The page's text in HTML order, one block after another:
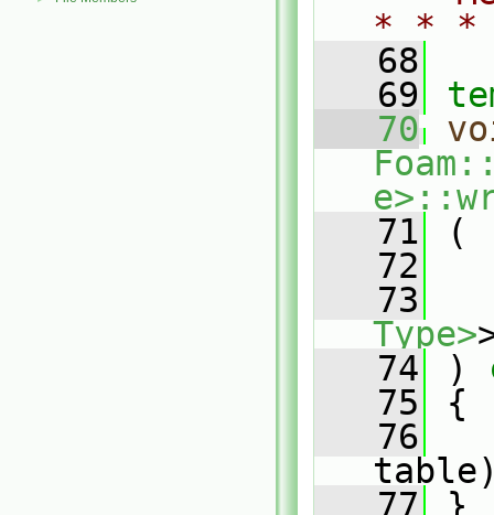
* *
   68
   69
   70
   71
(
   72
   73
Type>
   74
)
   75
{
   76
   77
}